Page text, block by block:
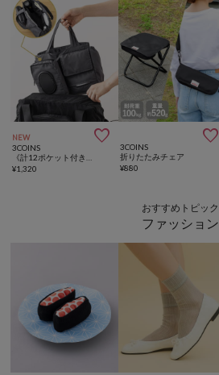
NEW 
3COINS
¥1,320

3COINS
折りたたみチェア
¥880
おすすめトピック
ファッション